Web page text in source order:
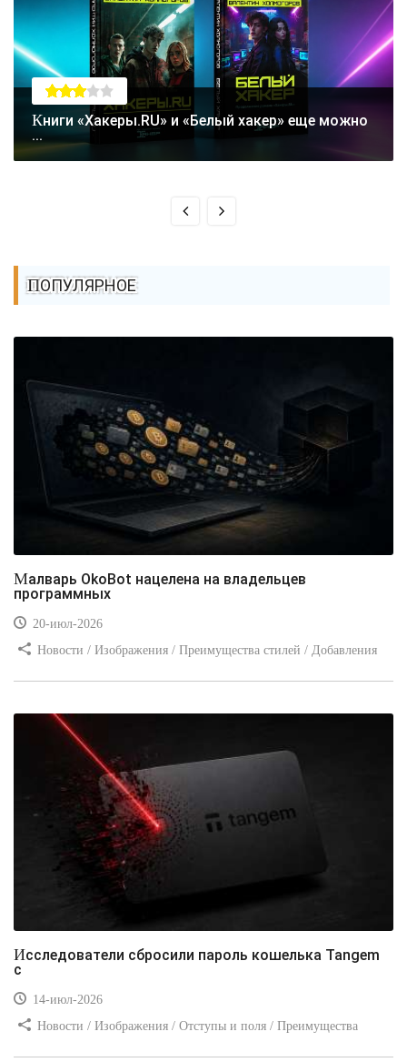
Книги «Хакеры.RU» и «Белый хакер» еще можно
...
ПОПУЛЯРНОЕ
Малварь OkoBot нацелена на владельцев
программных
20-июл-2026
Новости / Изображения / Преимущества стилей / Добавления
Исследователи сбросили пароль кошелька Tangem
с
14-июл-2026
Новости / Изображения / Отступы и поля / Преимущества